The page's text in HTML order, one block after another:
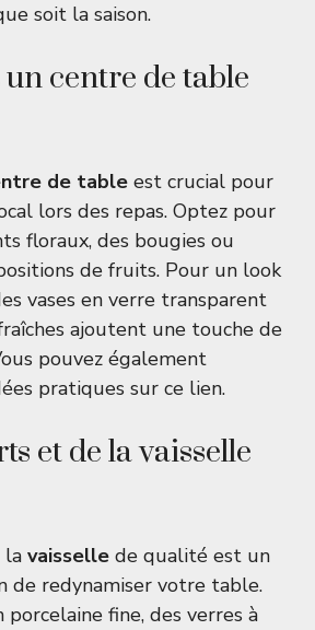
soit la saison.
un centre de table
de table est crucial pour
lors des repas. Optez pour
floraux, des bougies ou
de fruits. Pour un look
vases en verre transparent
ajoutent une touche de
pouvez également
pratiques sur ce lien.
et de la vaisselle
la vaisselle de qualité est un
de redynamiser votre table.
porcelaine fine, des verres à